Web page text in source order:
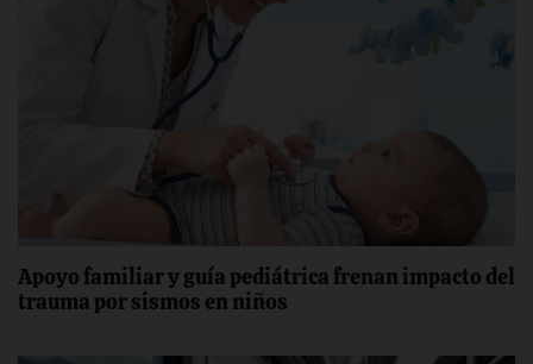
Apoyo familiar y guía pediátrica frenan impacto del
trauma por sismos en niños